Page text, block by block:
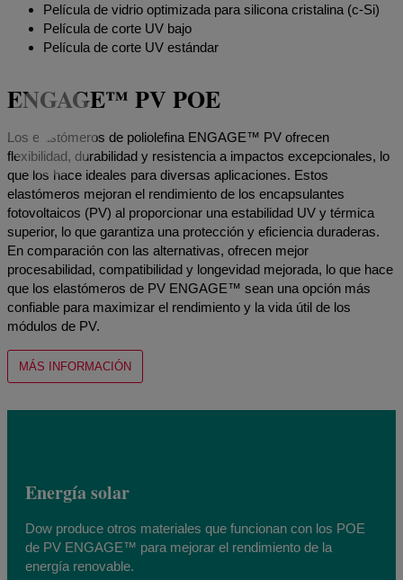
Película de vidrio optimizada para silicona cristalina (c-Si)
Película de corte UV bajo
Película de corte UV estándar
ENGAGE™ PV POE
Los elastómeros de poliolefina ENGAGE™ PV ofrecen
flexibilidad, durabilidad y resistencia a impactos excepcionales, lo
que los hace ideales para diversas aplicaciones. Estos
elastómeros mejoran el rendimiento de los encapsulantes
fotovoltaicos (PV) al proporcionar una estabilidad UV y térmica
superior, lo que garantiza una protección y eficiencia duraderas.
En comparación con las alternativas, ofrecen mejor
procesabilidad, compatibilidad y longevidad mejorada, lo que hace
que los elastómeros de PV ENGAGE™ sean una opción más
confiable para maximizar el rendimiento y la vida útil de los
módulos de PV.
MÁS INFORMACIÓN
Energía solar
Dow produce otros materiales que funcionan con los POE
de PV ENGAGE™ para mejorar el rendimiento de la
energía renovable.